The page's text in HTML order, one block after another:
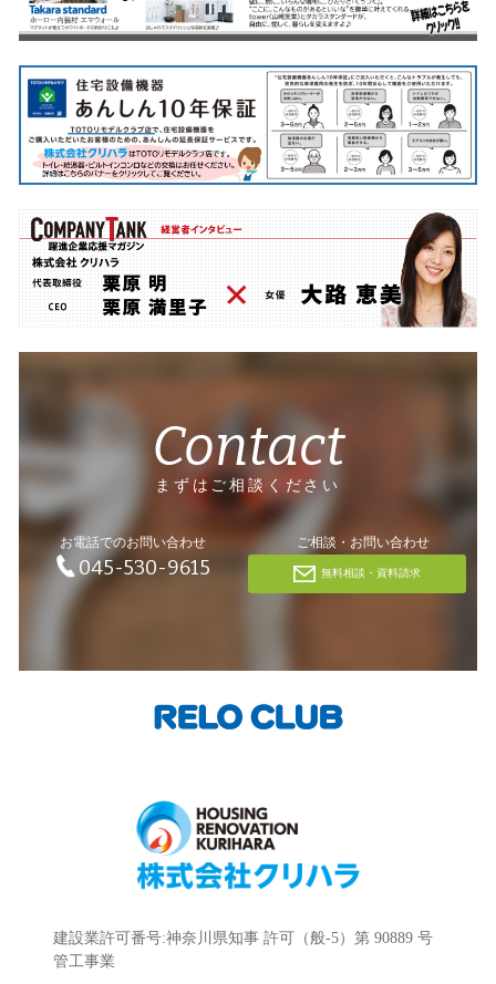
Contact
まずはご相談ください
お電話でのお問い合わせ
045-530-9615
ご相談・お問い合わせ
無料相談・資料請求
建設業許可番号:神奈川県知事 許可（般-5）第 90889 号
管工事業